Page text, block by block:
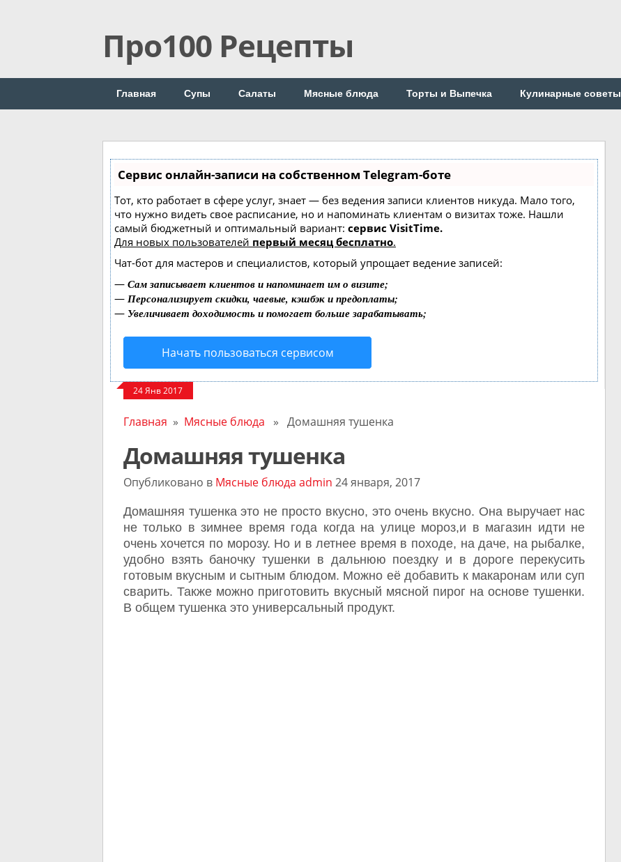
Про100 Рецепты
Главная Супы Салаты Мясные блюда Торты и Выпечка Кулинарные советы
Сервис онлайн-записи на собственном Telegram-боте
Тот, кто работает в сфере услуг, знает — без ведения записи клиентов никуда. Мало того,
что нужно видеть свое расписание, но и напоминать клиентам о визитах тоже. Нашли
самый бюджетный и оптимальный вариант: сервис VisitTime.
Для новых пользователей первый месяц бесплатно.
Чат-бот для мастеров и специалистов, который упрощает ведение записей:
— Сам записывает клиентов и напоминает им о визите;
— Персонализирует скидки, чаевые, кэшбэк и предоплаты;
— Увеличивает доходимость и помогает больше зарабатывать;
Начать пользоваться сервисом
24 Янв 2017
Главная » Мясные блюда » Домашняя тушенка
Домашняя тушенка
Опубликовано в Мясные блюда admin 24 января, 2017
Домашняя тушенка это не просто вкусно, это очень вкусно. Она выручает нас
не только в зимнее время года когда на улице мороз,и в магазин идти не
очень хочется по морозу. Но и в летнее время в походе, на даче, на рыбалке,
удобно взять баночку тушенки в дальнюю поездку и в дороге перекусить
готовым вкусным и сытным блюдом. Можно её добавить к макаронам или суп
сварить. Также можно приготовить вкусный мясной пирог на основе тушенки.
В общем тушенка это универсальный продукт.